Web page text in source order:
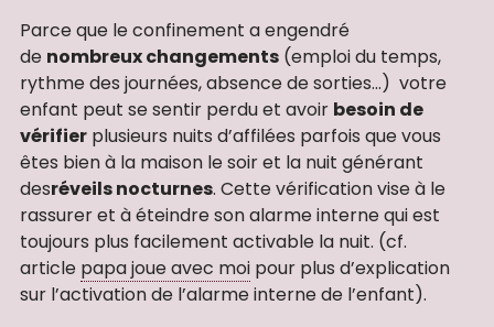
Parce que le confinement a engendré
de nombreux changements (emploi du temps,
rythme des journées, absence de sorties…) votre
enfant peut se sentir perdu et avoir besoin de
vérifier plusieurs nuits d’affilées parfois que vous
êtes bien à la maison le soir et la nuit générant
desréveils nocturnes. Cette vérification vise à le
rassurer et à éteindre son alarme interne qui est
toujours plus facilement activable la nuit. (cf.
article papa joue avec moi pour plus d’explication
sur l’activation de l’alarme interne de l’enfant).